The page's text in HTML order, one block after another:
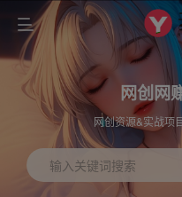
网创网
网创资源&实战项
输入关键词搜索